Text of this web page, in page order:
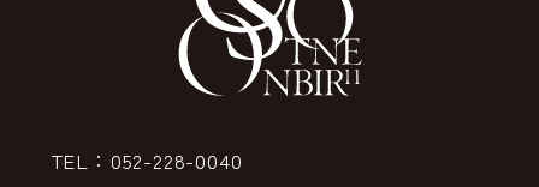
TEL：052-228-0040